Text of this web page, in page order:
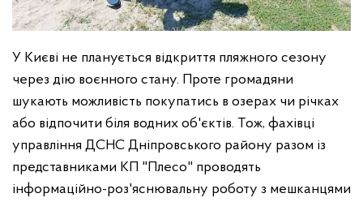
У Києві не планується відкриття пляжного сезону
через дію воєнного стану. Проте громадяни
шукають можливість покупатись в озерах чи річках
або відпочити біля водних об'єктів. Тож, фахівці
управління ДСНС Дніпровського району разом із
представниками КП "Плесо" проводять
інформаційно-роз'яснювальну роботу з мешканцями